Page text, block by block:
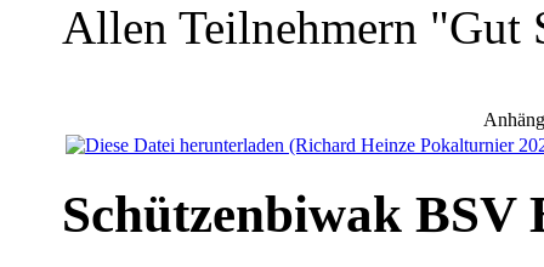
Allen Teilnehmern "Gut
Schützenbiwak BSV